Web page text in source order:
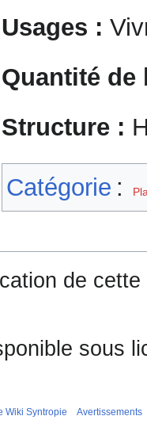
Usages :
Quantité de
Structure :
Catégorie :
de
sous
Wiki Syntropie Avertissements